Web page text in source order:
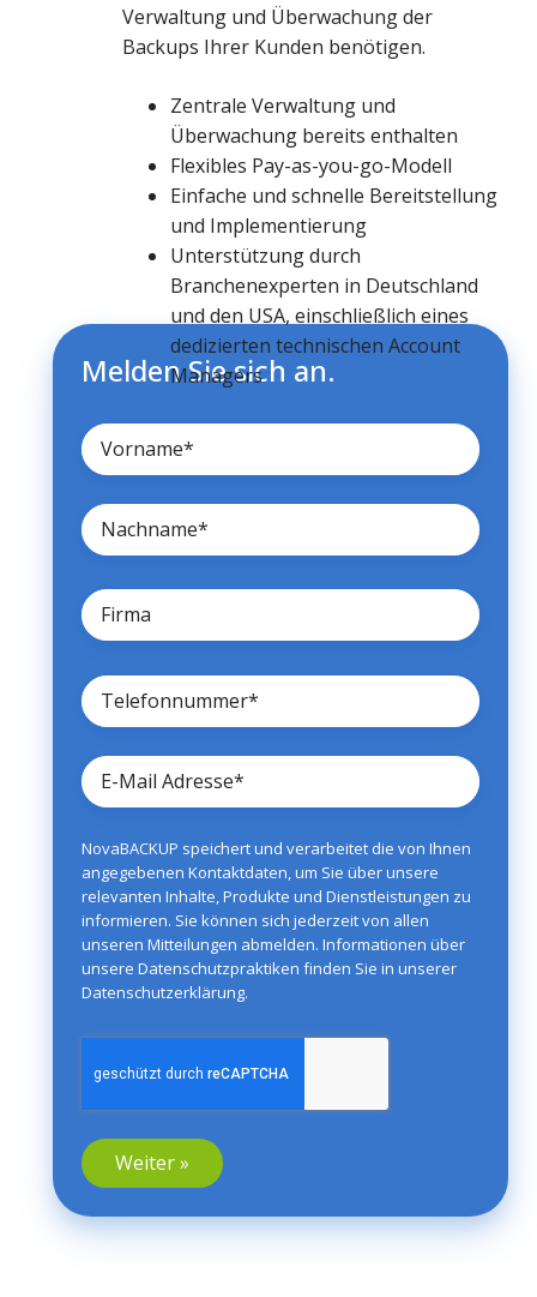
Verwaltung und Überwachung der
Backups Ihrer Kunden benötigen.
Zentrale Verwaltung und
Überwachung bereits enthalten
Flexibles Pay-as-you-go-Modell
Einfache und schnelle Bereitstellung
und Implementierung
Unterstützung durch
Branchenexperten in Deutschland
und den USA, einschließlich eines
dedizierten technischen Account
Managers
Melden Sie sich an.
NovaBACKUP speichert und verarbeitet die von Ihnen
angegebenen Kontaktdaten, um Sie über unsere
relevanten Inhalte, Produkte und Dienstleistungen zu
informieren. Sie können sich jederzeit von allen
unseren Mitteilungen abmelden. Informationen über
unsere Datenschutzpraktiken finden Sie in unserer
Datenschutzerklärung.